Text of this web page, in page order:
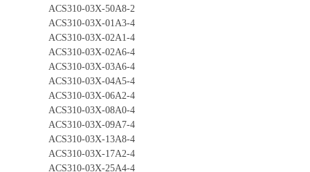
ACS310-03X-50A8-2
ACS310-03X-01A3-4
ACS310-03X-02A1-4
ACS310-03X-02A6-4
ACS310-03X-03A6-4
ACS310-03X-04A5-4
ACS310-03X-06A2-4
ACS310-03X-08A0-4
ACS310-03X-09A7-4
ACS310-03X-13A8-4
ACS310-03X-17A2-4
ACS310-03X-25A4-4